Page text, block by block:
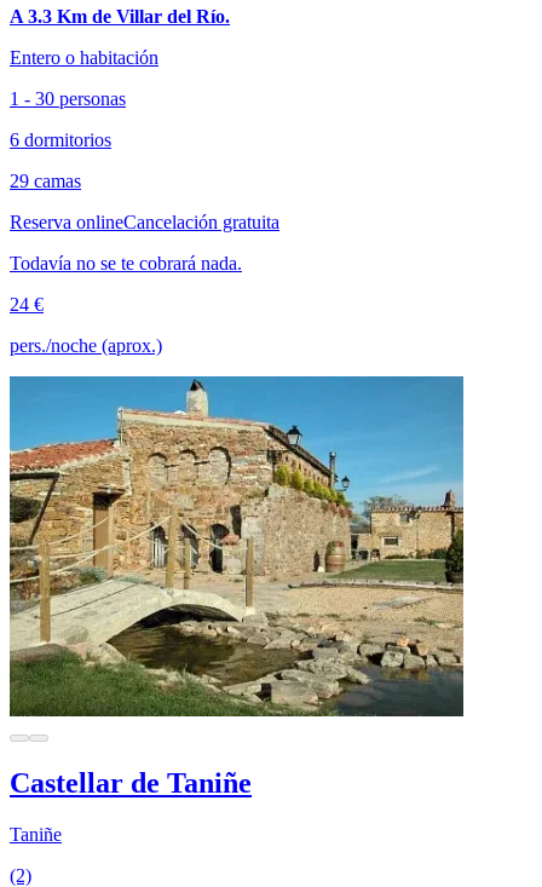
A 3.3 Km de Villar del Río.
Entero o habitación
1 - 30 personas
6 dormitorios
29 camas
Reserva onlineCancelación gratuita
Todavía no se te cobrará nada.
24 €
pers./noche (aprox.)
Castellar de Taniñe
Taniñe
(2)